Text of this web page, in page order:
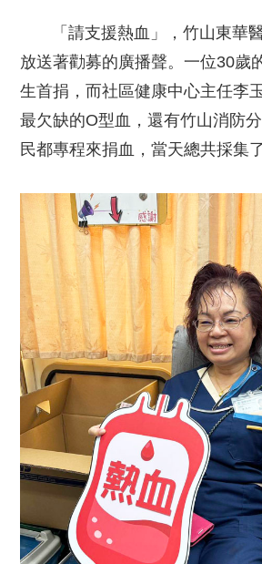
「請支援熱血」，竹山東華
放送著勸募的廣播聲。一位30歲
生首捐，而社區健康中心主任李
最欠缺的O型血，還有竹山消防
民都專程來捐血，當天總共採集